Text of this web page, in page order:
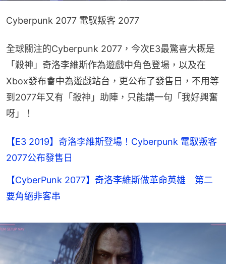
Cyberpunk 2077 電馭叛客 2077
全球關注的Cyberpunk 2077，今次E3最驚喜大概是
「殺神」奇洛李維斯作為遊戲中角色登場，以及在
Xbox發布會中為遊戲站台，更公布了發售日，不用等
到2077年又有「殺神」助陣，只能講一句「我好興奮
呀」！
【E3 2019】奇洛李維斯登場！Cyberpunk 電馭叛客
2077公布發售日
【CyberPunk 2077】奇洛李維斯做革命英雄 第二
要角絕非客串